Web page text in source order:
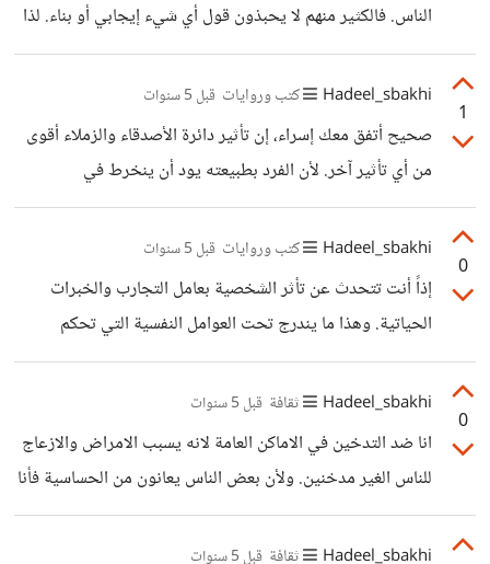
الناس. فالكثير منهم لا يحبذون قول أي شيء إيجابي أو بناء. لذا
أبقى دائرتي في الأشخاص مع الناس الذين أحبهم والذين
وجودهم له أثر إيجابي في حياتي. لا تكوني قلقة من عدم
ارتياحك بوجود الناس، لكنني أقترح أن تجعلي لك جدولاً للخروج
مع صديقاتك أو عائلتك حتى لا تعتادي الجلوس وحيدة طوال
الوقت. لأن الوحدة المبالغ بها تنتهي بآثار غير محمودة أبداً.
1
Hadeel_sbakhi كتب وروايات قبل 5 سنوات
صحيح أتفق معك إسراء، إن تأثير دائرة الأصدقاء والزملاء أقوى
من أي تأثير آخر. لأن الفرد بطبيعته يود أن ينخرط في
مجموعات الأصدقاء فيبدأ بالتصرف مثلهم حتى وإن لم يكن
مقتنعاً بهذه التصرفات.
0
Hadeel_sbakhi كتب وروايات قبل 5 سنوات
إذاً أنت تتحدث عن تأثر الشخصية بعامل التجارب والخبرات
الحياتية. وهذا ما يندرج تحت العوامل النفسية التي تحكم
تصرفات الفرد وانفعالاته في المواثق المختلفة.
0
Hadeel_sbakhi ثقافة قبل 5 سنوات
انا ضد التدخين في الاماكن العامة لانه يسبب الامراض والازعاج
للناس الغير مدخنين. ولأن بعض الناس يعانون من الحساسية فأنا
شخصياً أعاني من حساسية من الدخان الذي ينتج عن التدخين
فيظهر لي حب في بشرتي كما وأعاني من السعال عندما يقوم
Hadeel_sbakhi ثقافة قبل 5 سنوات